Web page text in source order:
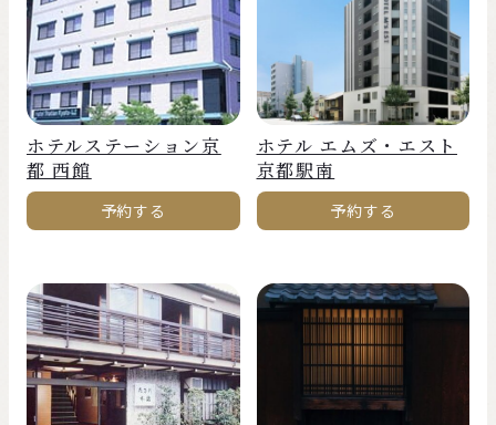
ホテルステーション京
都 西館
予約する
ホテル エムズ・エスト
京都駅南
予約する